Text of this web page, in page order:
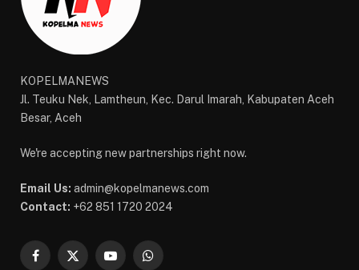
KOPELMANEWS
Jl. Teuku Nek, Lamtheun, Kec. Darul Imarah, Kabupaten Aceh
Besar, Aceh
We're accepting new partnerships right now.
Email Us: admin@kopelmanews.com
Contact: +62 851 1720 2024
Facebook
X
YouTubeWhatsApp